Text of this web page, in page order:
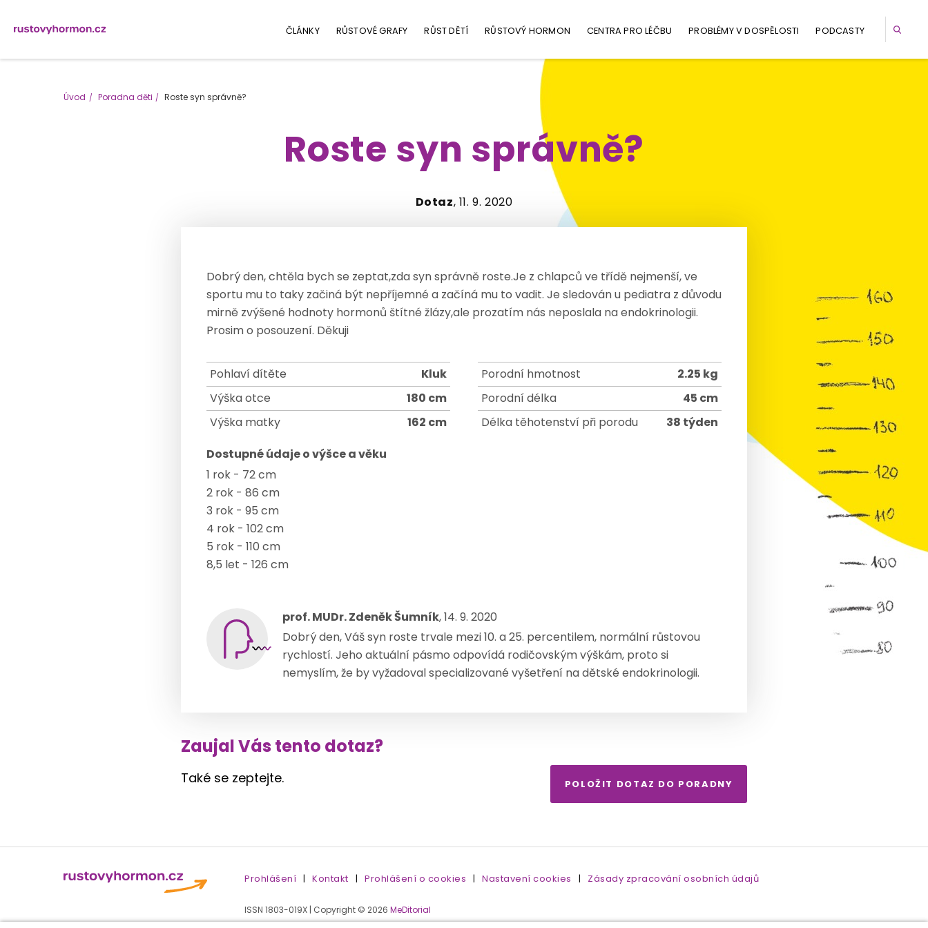
ČLÁNKY RŮSTOVÉ GRAFY RŮST DĚTÍ RŮSTOVÝ HORMON CENTRA PRO LÉČBU PROBLÉMY V DOSPĚLOSTI PODCASTY
Úvod Poradna děti Roste syn správně?
Roste syn správně?
Dotaz, 11. 9. 2020
Dobrý den, chtěla bych se zeptat,zda syn správně roste.Je z chlapců ve třídě nejmenší, ve
sportu mu to taky začiná být nepříjemné a začíná mu to vadit. Je sledován u pediatra z důvodu
mirně zvýšené hodnoty hormonů štítné žlázy,ale prozatím nás neposlala na endokrinologii.
Prosim o posouzení. Děkuji
Pohlaví dítěte
Kluk
Výška otce
180 cm
Výška matky
162 cm
Porodní hmotnost
2.25 kg
Porodní délka
45 cm
Délka těhotenství při porodu
38 týden
Dostupné údaje o výšce a věku
1 rok - 72 cm
2 rok - 86 cm
3 rok - 95 cm
4 rok - 102 cm
5 rok - 110 cm
8,5 let - 126 cm
prof. MUDr. Zdeněk Šumník, 14. 9. 2020
Dobrý den, Váš syn roste trvale mezi 10. a 25. percentilem, normální růstovou
rychlostí. Jeho aktuální pásmo odpovídá rodičovským výškám, proto si
nemyslím, že by vyžadoval specializované vyšetření na dětské endokrinologii.
Zaujal Vás tento dotaz?
Také se zeptejte. POLOŽIT DOTAZ DO PORADNY
Prohlášení | Kontakt | Prohlášení o cookies | Nastavení cookies | Zásady zpracování osobních údajů
ISSN 1803-019X | Copyright © 2026 MeDitorial